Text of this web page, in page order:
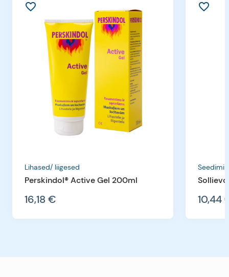
Lihased/ liigesed
Perskindol® Active Gel 200ml
16,18 €
favorite_border
10,44
favorite_border